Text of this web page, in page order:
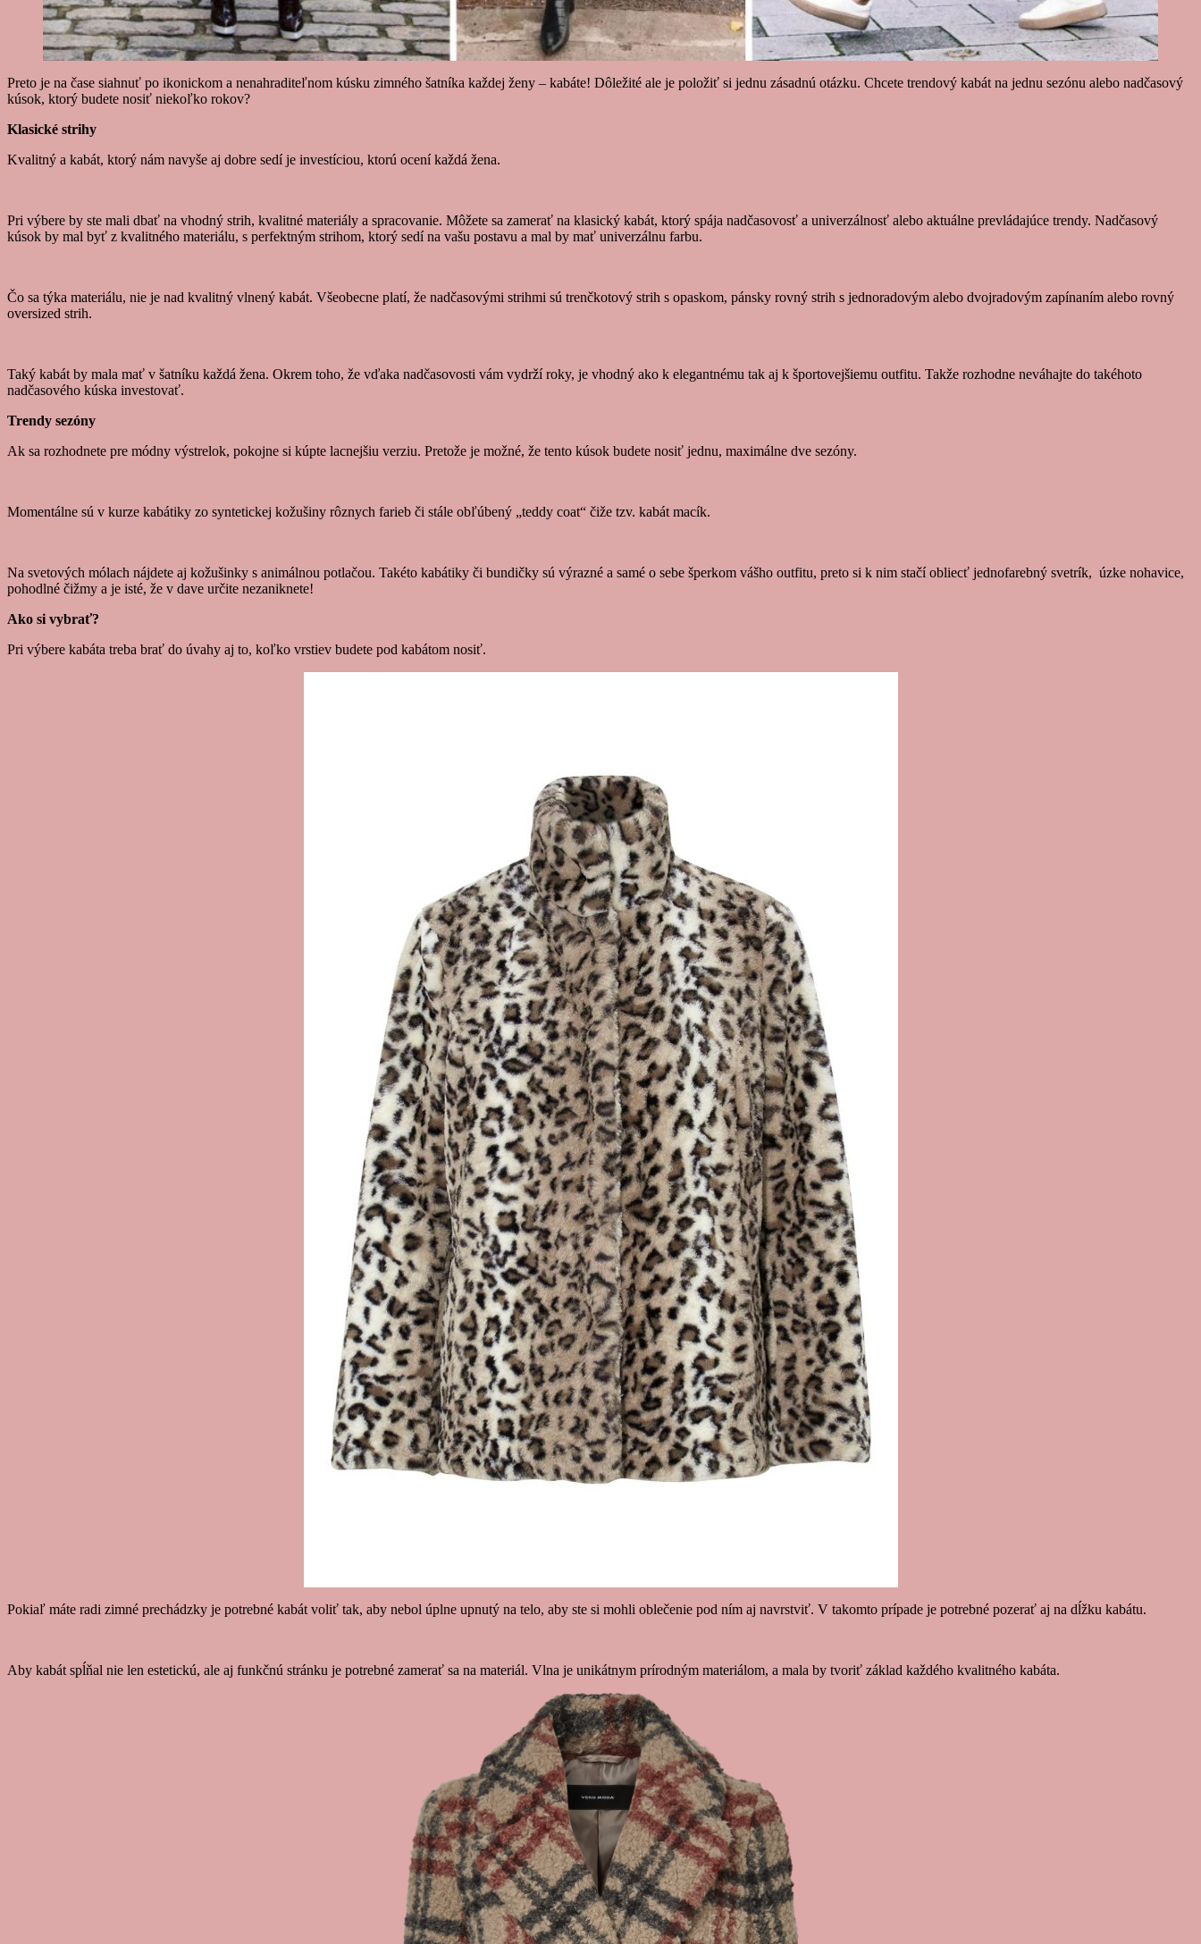
Preto je na čase siahnuť po ikonickom a nenahraditeľnom kúsku zimného šatníka každej ženy – kabáte! Dôležité ale je položiť si jednu zásadnú otázku. Chcete trendový kabát na jednu sezónu alebo nadčasový
kúsok, ktorý budete nosiť niekoľko rokov?
Klasické strihy
Kvalitný a kabát, ktorý nám navyše aj dobre sedí je investíciou, ktorú ocení každá žena.
Pri výbere by ste mali dbať na vhodný strih, kvalitné materiály a spracovanie. Môžete sa zamerať na klasický kabát, ktorý spája nadčasovosť a univerzálnosť alebo aktuálne prevládajúce trendy. Nadčasový
kúsok by mal byť z kvalitného materiálu, s perfektným strihom, ktorý sedí na vašu postavu a mal by mať univerzálnu farbu.
Čo sa týka materiálu, nie je nad kvalitný vlnený kabát. Všeobecne platí, že nadčasovými strihmi sú trenčkotový strih s opaskom, pánsky rovný strih s jednoradovým alebo dvojradovým zapínaním alebo rovný
oversized strih.
Taký kabát by mala mať v šatníku každá žena. Okrem toho, že vďaka nadčasovosti vám vydrží roky, je vhodný ako k elegantnému tak aj k športovejšiemu outfitu. Takže rozhodne neváhajte do takéhoto
nadčasového kúska investovať.
Trendy sezóny
Ak sa rozhodnete pre módny výstrelok, pokojne si kúpte lacnejšiu verziu. Pretože je možné, že tento kúsok budete nosiť jednu, maximálne dve sezóny.
Momentálne sú v kurze kabátiky zo syntetickej kožušiny rôznych farieb či stále obľúbený „teddy coat“ čiže tzv. kabát macík.
Na svetových mólach nájdete aj kožušinky s animálnou potlačou. Takéto kabátiky či bundičky sú výrazné a samé o sebe šperkom vášho outfitu, preto si k nim stačí obliecť jednofarebný svetrík, úzke nohavice,
pohodlné čižmy a je isté, že v dave určite nezaniknete!
Ako si vybrať?
Pri výbere kabáta treba brať do úvahy aj to, koľko vrstiev budete pod kabátom nosiť.
Pokiaľ máte radi zimné prechádzky je potrebné kabát voliť tak, aby nebol úplne upnutý na telo, aby ste si mohli oblečenie pod ním aj navrstviť. V takomto prípade je potrebné pozerať aj na dĺžku kabátu.
Aby kabát spĺňal nie len estetickú, ale aj funkčnú stránku je potrebné zamerať sa na materiál. Vlna je unikátnym prírodným materiálom, a mala by tvoriť základ každého kvalitného kabáta.